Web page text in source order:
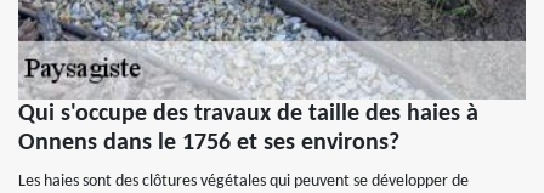
Qui s'occupe des travaux de taille des haies à
Onnens dans le 1756 et ses environs?
Les haies sont des clôtures végétales qui peuvent se développer de